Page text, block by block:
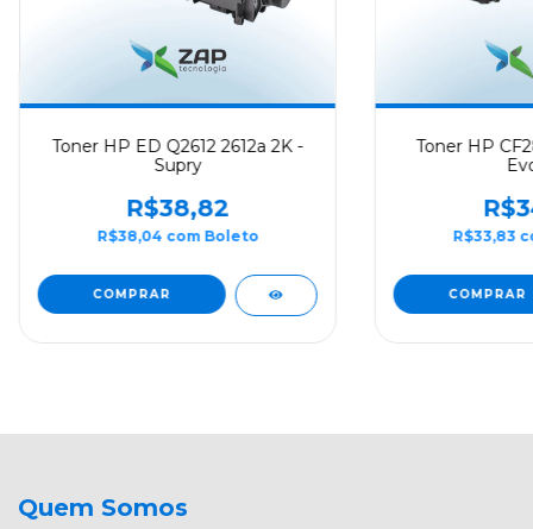
Toner HP ED Q2612 2612a 2K -
Supry
R$38,82
R$38,04 com Boleto
Toner HP
R$33,83
Quem Somos